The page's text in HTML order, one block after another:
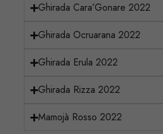
Ghirada Cara’Gonare 2022
Ghirada Ocruarana 2022
Ghirada Erula 2022
Ghirada Rizza 2022
Mamojà Rosso 2022